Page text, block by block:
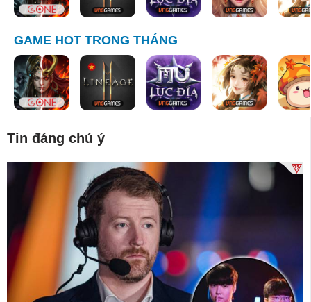
GAME HOT TRONG THÁNG
Tin đáng chú ý